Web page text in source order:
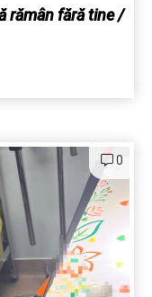
rămân fără tine /
0